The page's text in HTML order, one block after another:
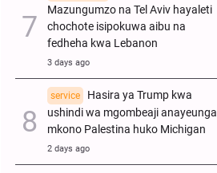
Mazungumzo na Tel Aviv hayaleti
chochote isipokuwa aibu na
fedheha kwa Lebanon
3 days ago
service
Hasira ya Trump kwa
ushindi wa mgombeaji anayeunga
mkono Palestina huko Michigan
2 days ago